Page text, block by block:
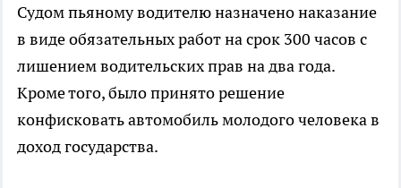
Судом пьяному водителю назначено наказание
в виде обязательных работ на срок 300 часов с
лишением водительских прав на два года.
Кроме того, было принято решение
конфисковать автомобиль молодого человека в
доход государства.